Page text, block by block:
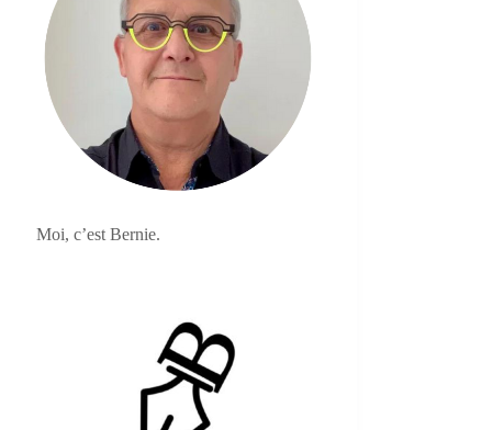
Moi, c’est Bernie.